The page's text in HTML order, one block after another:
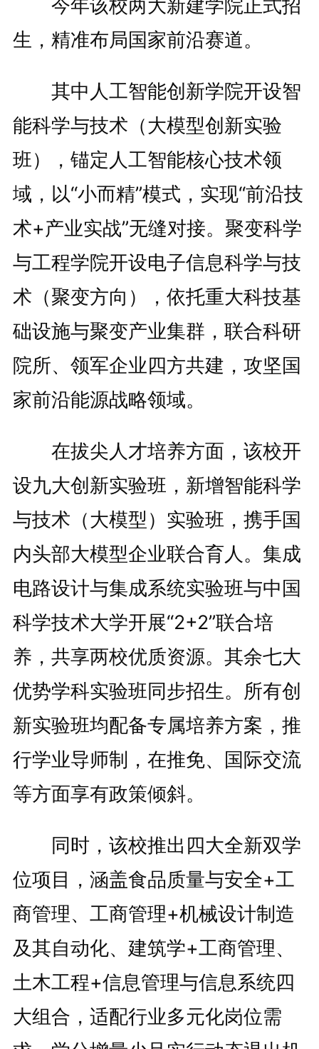
今年该校两大新建学院正式招
生，精准布局国家前沿赛道。
其中人工智能创新学院开设智
能科学与技术（大模型创新实验
班），锚定人工智能核心技术领
域，以“小而精”模式，实现“前沿技
术+产业实战”无缝对接。聚变科学
与工程学院开设电子信息科学与技
术（聚变方向），依托重大科技基
础设施与聚变产业集群，联合科研
院所、领军企业四方共建，攻坚国
家前沿能源战略领域。
在拔尖人才培养方面，该校开
设九大创新实验班，新增智能科学
与技术（大模型）实验班，携手国
内头部大模型企业联合育人。集成
电路设计与集成系统实验班与中国
科学技术大学开展“2+2”联合培
养，共享两校优质资源。其余七大
优势学科实验班同步招生。所有创
新实验班均配备专属培养方案，推
行学业导师制，在推免、国际交流
等方面享有政策倾斜。
同时，该校推出四大全新双学
位项目，涵盖食品质量与安全+工
商管理、工商管理+机械设计制造
及其自动化、建筑学+工商管理、
土木工程+信息管理与信息系统四
大组合，适配行业多元化岗位需